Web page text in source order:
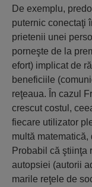
De exemplu,
puternic conectaţi
prietenii unei
porneşte de la
efort) implicat de
beneficiile
reţeaua. În cazul
crescut costul,
fiecare utilizator
multă matematică,
Probabil că ştiinţa
autopsiei (autorii
marile reţele de